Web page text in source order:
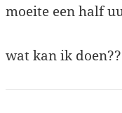
moeite een half
wat kan ik doen??